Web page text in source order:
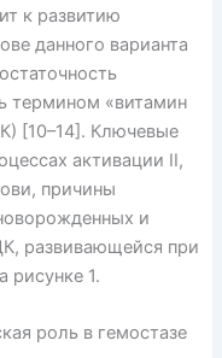
к развитию
данного варианта
термином «витамин
[10–14]. Ключевые
активации II,
причины
и
развивающейся при
рисунке 1.